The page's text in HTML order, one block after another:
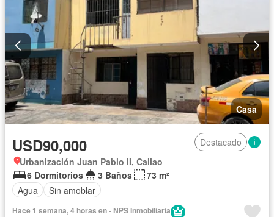
Casa
USD90,000
Destacado
Urbanización Juan Pablo II, Callao
6 Dormitorios
3 Baños
73 m²
Agua
Sin amoblar
Hace 1 semana, 4 horas en - NPS Inmobiliaria